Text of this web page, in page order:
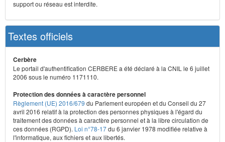
support ou réseau est interdite.
Textes officiels
Cerbère
Le portail d'authentification CERBERE a été déclaré à la CNIL le 6 juillet
2006 sous le numéro 1171110.
Protection des données à caractère personnel
Règlement (UE) 2016/679 du Parlement européen et du Conseil du 27
avril 2016 relatif à la protection des personnes physiques à l'égard du
traitement des données à caractère personnel et à la libre circulation de
ces données (RGPD). Loi n°78-17du 6 janvier 1978 modifiée relative à
l'informatique, aux fichiers et aux libertés.